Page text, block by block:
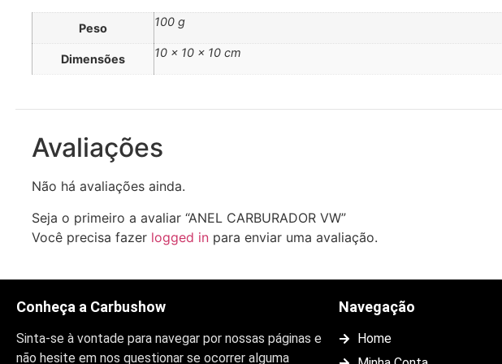
Peso 100 g
Dimensões 10 × 10 × 10 cm
Avaliações
Não há avaliações ainda.
Seja o primeiro a avaliar “ANEL CARBURADOR VW”
Você precisa fazer logged in para enviar uma avaliação.
Conheça a Carbushow
Sinta-se à vontade para navegar por nossas páginas e
não hesite em nos questionar se ocorrer alguma
Navegação
Home